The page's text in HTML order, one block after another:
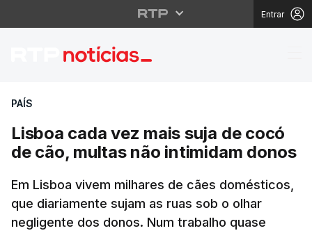
Entrar
Lisboa cada vez mais
PAÍS
Lisboa cada vez mais suja de cocó
de cão, multas não intimidam donos
Em Lisboa vivem milhares de cães domésticos,
que diariamente sujam as ruas sob o olhar
negligente dos donos. Num trabalho quase